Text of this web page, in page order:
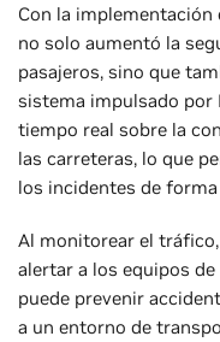
Con la implementación
no solo aumentó la
pasajeros, sino que
sistema impulsado por
tiempo real sobre la
las carreteras, lo que
los incidentes de
Al monitorear el
alertar a los equipos
puede prevenir
a un entorno de